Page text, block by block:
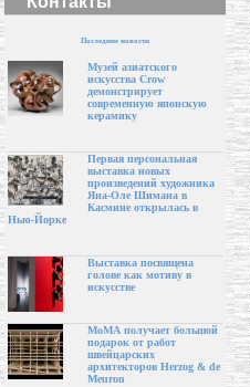
Последние новости
Музей азиатского
искусства Crow
демонстрирует
современную японскую
керамику
Первая персональная
выставка новых
произведений художника
Яна-Оле Шимана в
Касмине открылась в
Нью-Йорке
Выставка посвящена
голове как мотиву в
искусстве
МоМА получает большой
подарок от работ
швейцарских
архитекторов Herzog & de
Meuron